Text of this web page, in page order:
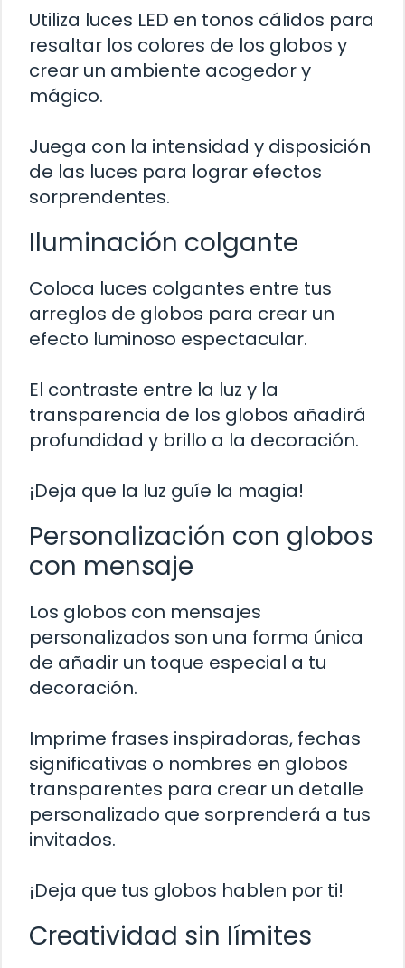
Utiliza luces LED en tonos cálidos para
resaltar los colores de los globos y
crear un ambiente acogedor y
mágico.
Juega con la intensidad y disposición
de las luces para lograr efectos
sorprendentes.
Iluminación colgante
Coloca luces colgantes entre tus
arreglos de globos para crear un
efecto luminoso espectacular.
El contraste entre la luz y la
transparencia de los globos añadirá
profundidad y brillo a la decoración.
¡Deja que la luz guíe la magia!
Personalización con globos
con mensaje
Los globos con mensajes
personalizados son una forma única
de añadir un toque especial a tu
decoración.
Imprime frases inspiradoras, fechas
significativas o nombres en globos
transparentes para crear un detalle
personalizado que sorprenderá a tus
invitados.
¡Deja que tus globos hablen por ti!
Creatividad sin límites